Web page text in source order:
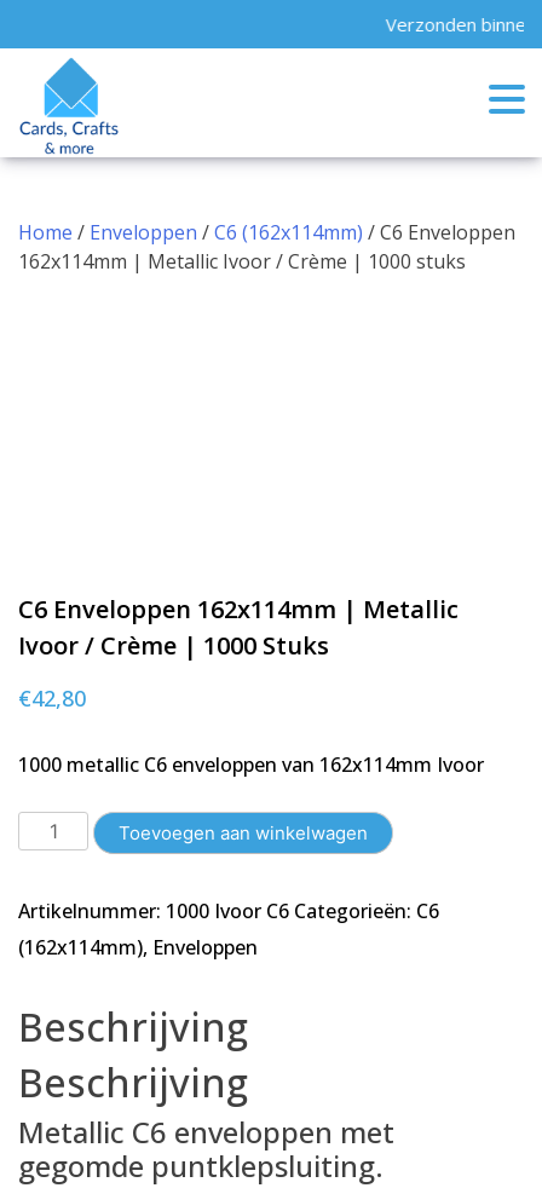
to
content
Verzonden binnen
Home / Enveloppen /C6 (162x114mm) / C6 Enveloppen
162x114mm | Metallic Ivoor / Crème | 1000 stuks
C6 Enveloppen 162x114mm | Metallic
Ivoor / Crème | 1000 Stuks
€42,80
1000 metallic C6 enveloppen van 162x114mm Ivoor
Enveloppen
|
Metallic
Crème
1000
stuks
aantal
Toevoegen aan winkelwagen
Artikelnummer: 1000 Ivoor C6 Categorieën: C6
(162x114mm), Enveloppen
Beschrijving
Beschrijving
Metallic C6 enveloppen met
gegomde puntklepsluiting.